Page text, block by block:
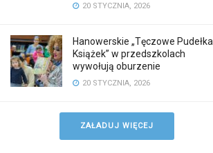
20 STYCZNIA, 2026
Hanowerskie „Tęczowe Pudełka
Książek” w przedszkolach
wywołują oburzenie
20 STYCZNIA, 2026
ZAŁADUJ WIĘCEJ